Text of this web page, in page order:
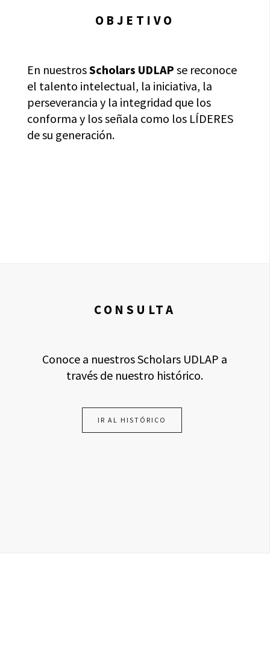
OBJETIVO
En nuestrosScholars UDLAP se reconoce
el talento intelectual, la iniciativa, la
perseverancia y la integridad que los
conforma y los señala como los LÍDERES
de su generación.
CONSULTA
Conoce a nuestros Scholars UDLAP a
través de nuestro histórico.
IR AL HISTÓRICO